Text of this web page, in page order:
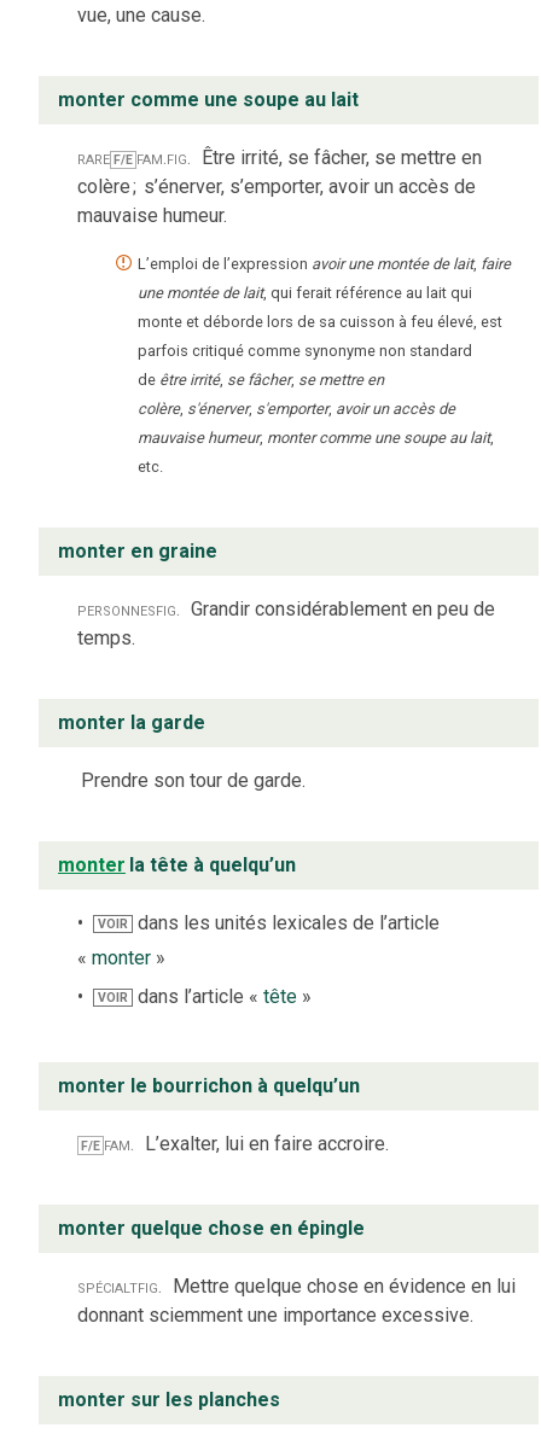
vue, une cause.
monter comme une soupe au lait
rare F/E fam.fig.
Être irrité, se fâcher, se mettre en
colère; s’énerver, s’emporter, avoir un accès de
mauvaise humeur.
L’emploi de l’expression avoir une montée de lait, faire
une montée de lait, qui ferait référence au lait qui
monte et déborde lors de sa cuisson à feu élevé, est
parfois critiqué comme synonyme non standard
de être irrité, se fâcher, se mettre en
colère, s'énerver, s'emporter, avoir un accès de
mauvaise humeur, monter comme une soupe au lait,
etc.
monter en graine
personnesfig. Grandir considérablement en peu de
temps.
monter la garde
Prendre son tour de garde.
monter la tête à quelqu’un
VOIR
dans les unités lexicales de l’article
« monter »
VOIR dans l’article «tête »
monter le bourrichon à quelqu’un
F/E fam. L’exalter, lui en faire accroire.
monter quelque chose en épingle
spécialtfig. Mettre quelque chose en évidence en lui
donnant sciemment une importance excessive.
monter sur les planches